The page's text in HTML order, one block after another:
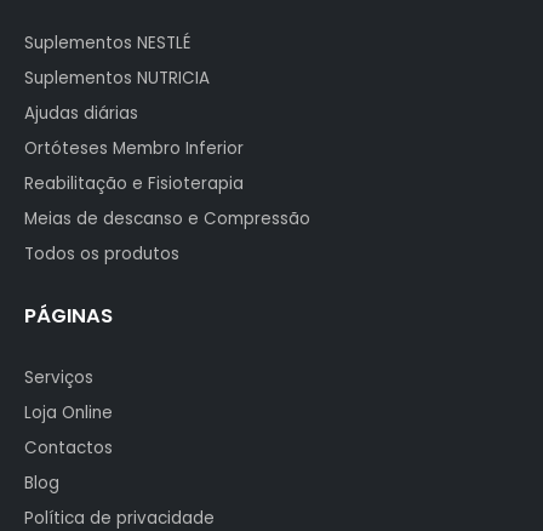
Suplementos NESTLÉ
Suplementos NUTRICIA
Ajudas diárias
Ortóteses Membro Inferior
Reabilitação e Fisioterapia
Meias de descanso e Compressão
Todos os produtos
PÁGINAS
Serviços
Loja Online
Contactos
Blog
Política de privacidade